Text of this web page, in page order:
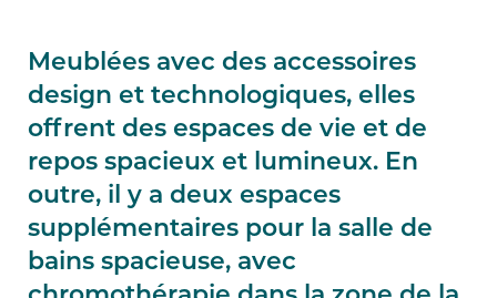
Meublées avec des accessoires
design et technologiques, elles
offrent des espaces de vie et de
repos spacieux et lumineux. En
outre, il y a deux espaces
supplémentaires pour la salle de
bains spacieuse, avec